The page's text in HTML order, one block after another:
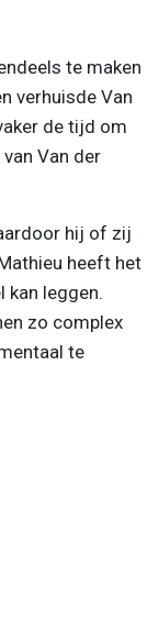
te maken
verhuisde Van
de tijd om
Van der
hij of zij
heeft het
kan leggen.
zo complex
te